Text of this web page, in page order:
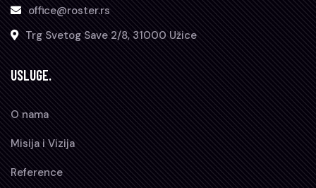
office@roster.rs
Trg Svetog Save 2/8, 31000 Užice
USLUGE.
O nama
Misija i Vizija
Reference